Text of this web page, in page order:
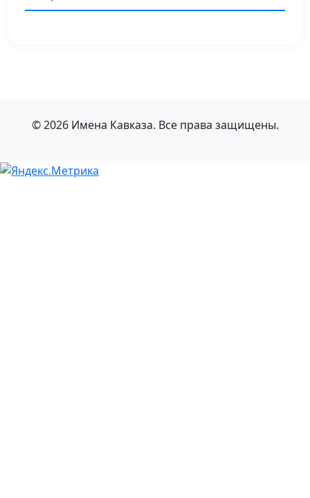
© 2026 Имена Кавказа. Все права защищены.